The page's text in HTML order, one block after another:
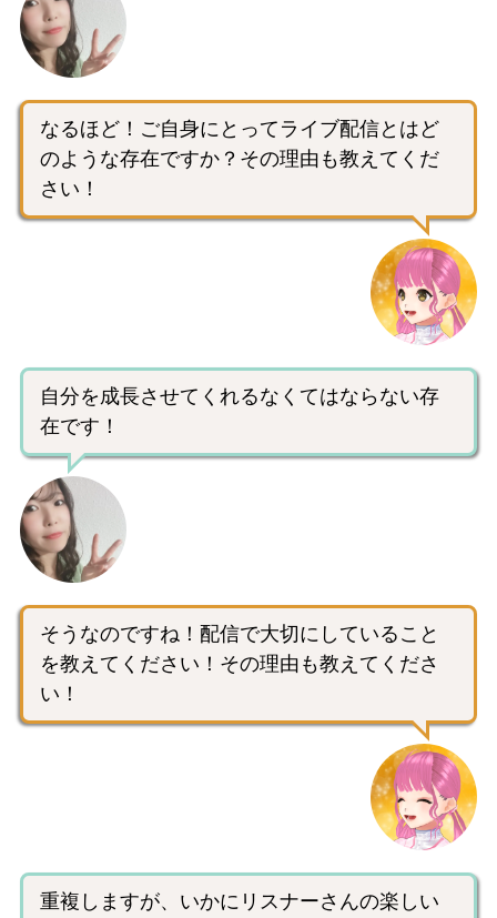
なるほど！ご自身にとってライブ配信とはど
のような存在ですか？その理由も教えてくだ
さい！
自分を成長させてくれるなくてはならない存
在です！
そうなのですね！配信で大切にしていること
を教えてください！その理由も教えてくださ
い！
重複しますが、いかにリスナーさんの楽しい